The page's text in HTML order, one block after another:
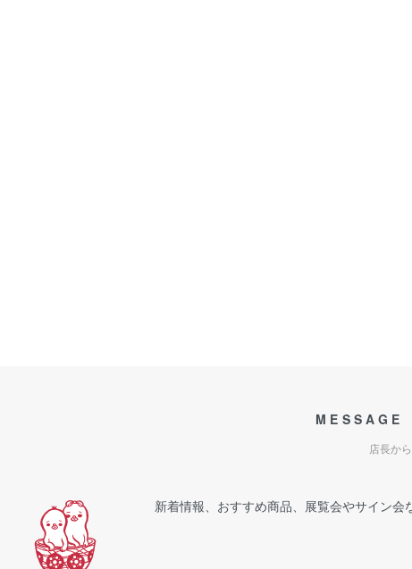
MESSAGE
店長か
新着情報、おすすめ商品、展覧会やサイン会